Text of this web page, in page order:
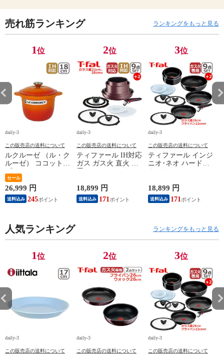
売れ筋ランキング ランキングをもっと見る
1位
daily-3
この販売店の送料について
ルクルーゼ （ル・ク
ルーゼ） ココットエ
ブリィ 18cm インナ
ーリッド付き オレン
ジ ホーロー鍋 IH対
応 直火（ガス火）対
応 Le Creuset【北海
セール
26,999 円
送料込み 245
2位
daily-3
この販売店の送料について
ティファール IH対応
ガス ガス火 直火 兼
用 インジニオ･ネオ
アンリミテッド セッ
ト9 L38591 + バタフ
ライガラスぶた
18,899 円
送料込み 171
3位
daily-3
この販売店の送料について
ティファール インジ
ニオ･ネオ ハードチ
タニウム･インテンス
点 L43891 + フライ
パン22cm + バタフラ
イガラスぶた 26cm付
用 直火 T-fal 【北海
2009c2222
18,899 円
送料込み 171
人気ランキング ランキングをもっと見る
1位
daily-3
この販売店の送料について
2位
daily-3
この販売店の送料について
3位
daily-3
この販売店の送料について